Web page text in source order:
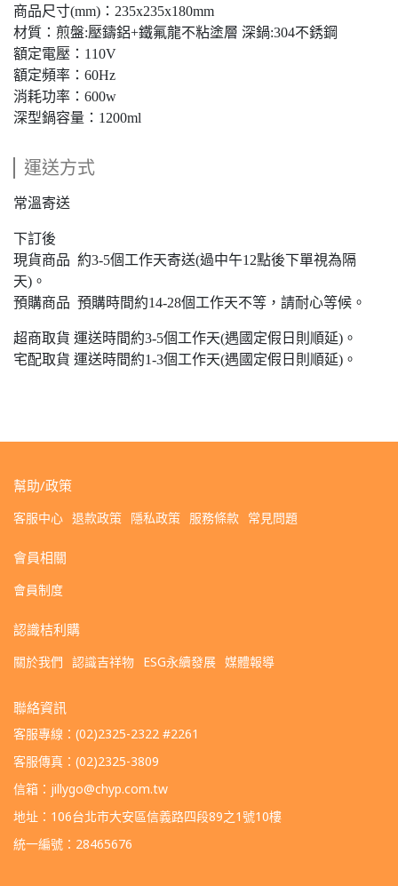
商品尺寸(mm)：235x235x180mm
材質：煎盤:壓鑄鋁+鐵氟龍不粘塗層 深鍋:304不銹鋼
額定電壓：110V
額定頻率：60Hz
消耗功率：600w
深型鍋容量：1200ml
運送方式
常溫寄送
下訂後
現貨商品 約3-5個工作天寄送(過中午12點後下單視為隔
天)。
預購商品 預購時間約14-28個工作天不等，請耐心等候。
超商取貨 運送時間約3-5個工作天(遇國定假日則順延)。
宅配取貨 運送時間約1-3個工作天(遇國定假日則順延)。
幫助/政策
客服中心 退款政策 隱私政策 服務條款 常見問題
會員相關
會員制度
認識桔利購
關於我們 認識吉祥物 ESG永續發展 媒體報導
聯絡資訊
客服專線：(02)2325-2322 #2261
客服傳真：(02)2325-3809
信箱：jillygo@chyp.com.tw
地址：106台北市大安區信義路四段89之1號10樓
統一編號：28465676